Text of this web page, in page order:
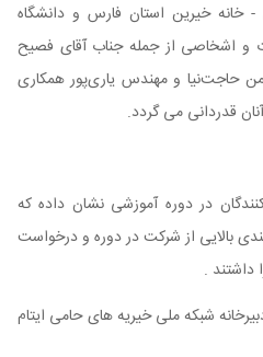
خانه خیرین استان فارس و دانشگاه
و اشخاصی از جمله جناب آقای فصیح
حاجت‌نیا و مهندس یاری‌پور همکاری
قدردانی می گردد.
در دوره آموزشی نشان داده که
بالایی از شرکت در دوره و درخواست
داشتند .
شبکه ملی خیریه های حامی ایتام